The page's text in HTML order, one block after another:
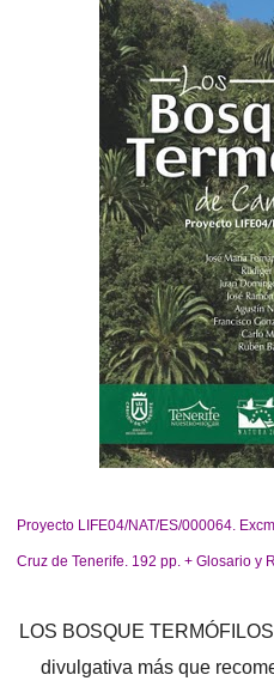
Proyecto LIFE04/NAT/ES/000064.
Cruz de Tenerife. 192 pp. + Glosario y
LOS BOSQUE
divulgativa más que